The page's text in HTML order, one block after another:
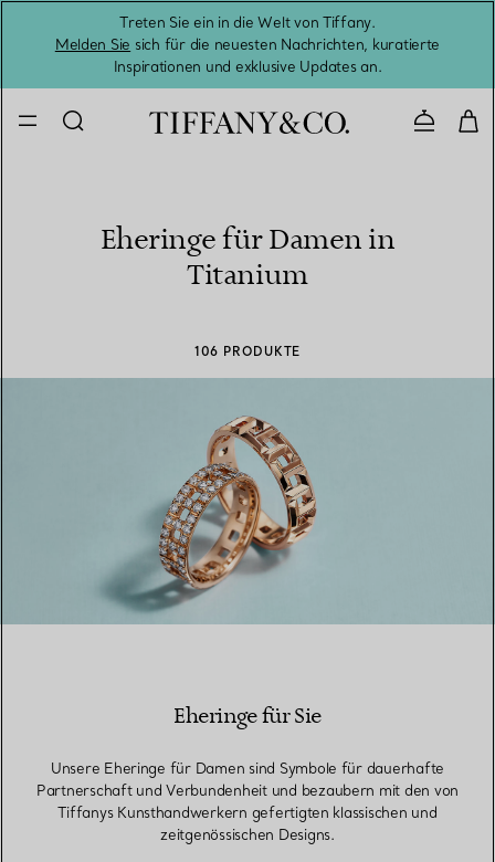
Treten Sie ein in die Welt von Tiffany.
Melden Sie sich für die neuesten Nachrichten, kuratierte
Inspirationen und exklusive Updates an.
Eheringe für Damen in
Titanium
106 PRODUKTE
Eheringe für Sie
Unsere Eheringe für Damen sind Symbole für dauerhafte
Partnerschaft und Verbundenheit und bezaubern mit den von
Tiffanys Kunsthandwerkern gefertigten klassischen und
zeitgenössischen Designs.